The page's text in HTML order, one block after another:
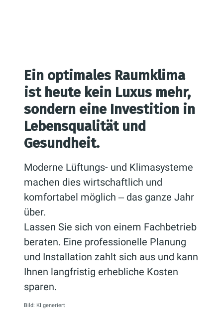
Ein optimales Raumklima
ist heute kein Luxus mehr,
sondern eine Investition in
Lebensqualität und
Gesundheit.
Moderne Lüftungs- und Klimasysteme
machen dies wirtschaftlich und
komfortabel möglich ‒ das ganze Jahr
über.
Lassen Sie sich von einem Fachbetrieb
beraten. Eine professionelle Planung
und Installation zahlt sich aus und kann
Ihnen langfristig erhebliche Kosten
sparen.
Bild: KI generiert